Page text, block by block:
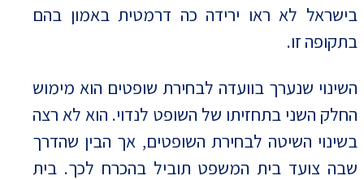
בישראל לא ראו ירידה כה דרמטית באמון בהם
בתקופה זו.
השינוי שנערך בוועדה לבחירת שופטים הוא מימוש
החלק השני בתחזיתו של השופט לנדוי. הוא לא רצה
בשינוי השיטה לבחירת השופטים, אך הבין שהדרך
שבה צועד בית המשפט תוביל בהכרח לכך. בית